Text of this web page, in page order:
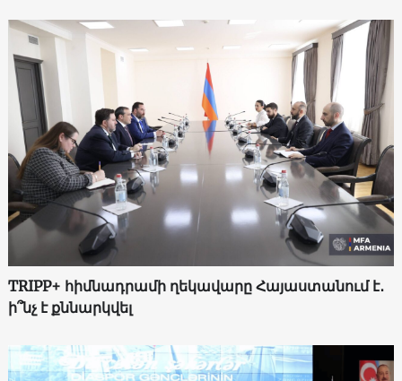
TRIPP+ հիմնադրամի ղեկավարը Հայաստանում է․
ի՞նչ է քննարկվել